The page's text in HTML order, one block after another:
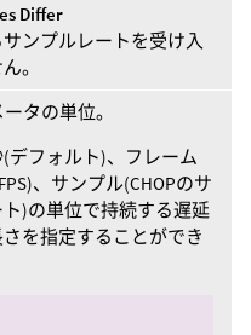
Differ
ンプルレートを受け入
。
タの単位。
デフォルト)、フレーム
、サンプル(CHOPのサ
)の単位で持続する遅延
を指定することができ